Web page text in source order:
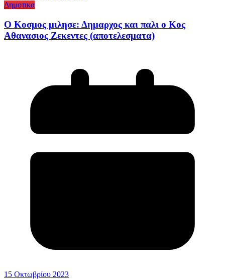
Δημοτικα
Ο Κοσμος μιλησε: Δημαρχος και παλι ο Κος
Αθανασιος Ζεκεντες (αποτελεσματα)
15 Οκτωβρίου 2023